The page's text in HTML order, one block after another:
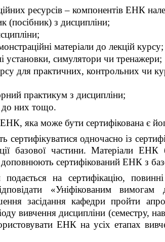
ресурсів – компонентів ЕНК
(посібник) з дисципліни;
матеріали до лекцій курсу;
установки, симулятори чи тренажери;
для практичних, контрольних чи
практикум з дисципліни;
до них тощо.
яка може бути сертифікована є
одночасно із
базової частини. Матеріали
доповнюють сертифікований ЕНК з
на сертифікацію,
«Уніфікованим вимогам
засідання кафедри пройти
вивчення дисципліни (семестру,
ЕНК на усіх етапах